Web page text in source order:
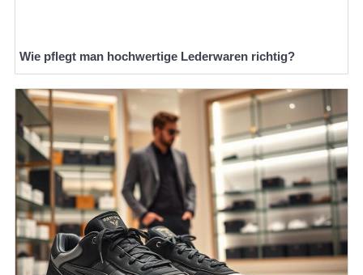
Wie pflegt man hochwertige Lederwaren richtig?